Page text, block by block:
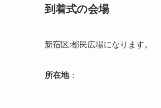
到着式の会場
新宿区:都民広場になります。
所在地：